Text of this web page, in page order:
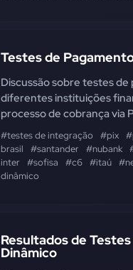
Testes de
Discussão sobre testes
diferentes instituições
processo de cobrança via
#testes de integração #pix
brasil
#santander #nubank
inter
#sofisa #c6 #itaú
dinâmico
Resultados de
Dinâmico